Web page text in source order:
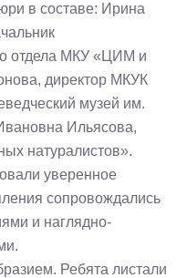
в составе: Ирина
отдела МКУ «ЦИМ и
директор МКУК
музей им.
Ильясова,
натуралистов».
уверенное
сопровождались
и наглядно-
Ребята листали